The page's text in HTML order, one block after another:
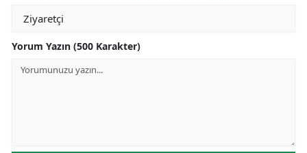
Yorum Yazın (500 Karakter)